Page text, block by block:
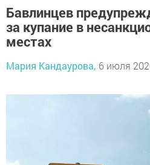
Бавлинцев
за купание в
местах
Мария Кандаурова, 6 июля